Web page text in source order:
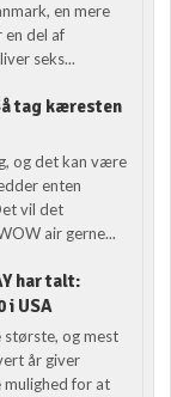
en mere
del af
seks...
tag kæresten
og det kan være
enten
vil det
air gerne...
har talt:
i USA
største, og mest
år giver
mulighed for at